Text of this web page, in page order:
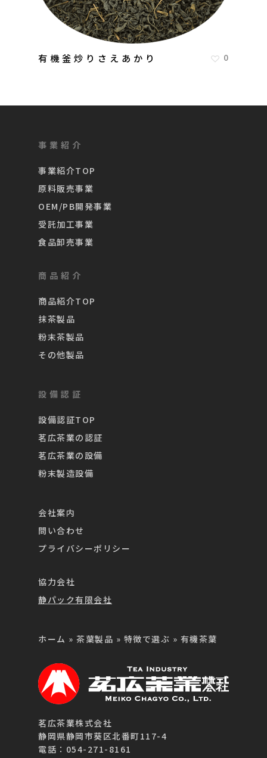
有機釜炒りさえあかり 0
事業紹介
事業紹介TOP
原料販売事業
OEM/PB開発事業
受託加工事業
食品卸売事業
商品紹介
商品紹介TOP
抹茶製品
粉末茶製品
その他製品
設備認証
設備認証TOP
茗広茶業の認証
茗広茶業の設備
粉末製造設備
会社案内
問い合わせ
プライバシーポリシー
協力会社
静パック有限会社
ホーム » 茶葉製品 » 特徴で選ぶ » 有機茶葉
茗広茶業株式会社
静岡県静岡市葵区北番町117-4
電話：054-271-8161